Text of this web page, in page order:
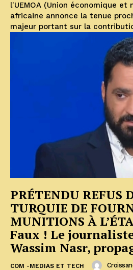
l'UEMOA (Union économique et
africaine annonce la tenue
majeur portant sur la
PRÉTENDU REFUS
TURQUIE DE
MUNITIONS À
Faux ! Le
Wassim Nasr,
COM -MEDIAS ET TECH